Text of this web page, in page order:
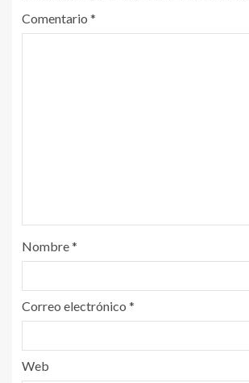
Comentario *
Nombre*
Correo electrónico *
Web